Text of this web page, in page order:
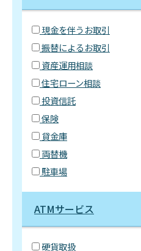
現金を伴うお取引
振替によるお取引
資産運用相談
住宅ローン相談
投資信託
保険
貸金庫
両替機
駐車場
ATMサービス
硬貨取扱